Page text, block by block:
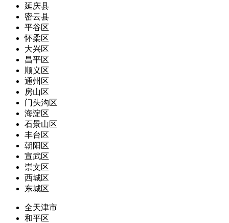
延庆县
密云县
平谷区
怀柔区
大兴区
昌平区
顺义区
通州区
房山区
门头沟区
海淀区
石景山区
丰台区
朝阳区
宣武区
崇文区
西城区
东城区
全天津市
和平区